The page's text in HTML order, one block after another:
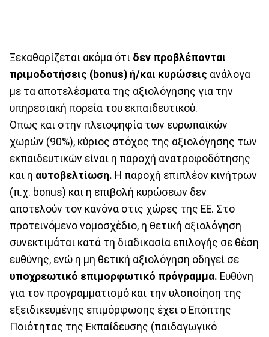
Ξεκαθαρίζεται ακόμα ότι δεν προβλέπονται
πριμοδοτήσεις (bonus) ή/και κυρώσεις ανάλογα
με τα αποτελέσματα της αξιολόγησης για την
υπηρεσιακή πορεία του εκπαιδευτικού.
Όπως και στην πλειοψηφία των ευρωπαϊκών
χωρών (90%), κύριος στόχος της αξιολόγησης των
εκπαιδευτικών είναι η παροχή ανατροφοδότησης
και η αυτοβελτίωση. Η παροχή επιπλέον κινήτρων
(π.χ. bonus) και η επιβολή κυρώσεων δεν
αποτελούν τον κανόνα στις χώρες της ΕΕ. Στο
προτεινόμενο νομοσχέδιο, η θετική αξιολόγηση
συνεκτιμάται κατά τη διαδικασία επιλογής σε θέση
ευθύνης, ενώ η μη θετική αξιολόγηση οδηγεί σε
υποχρεωτικό επιμορφωτικό πρόγραμμα. Ευθύνη
για τον προγραμματισμό και την υλοποίηση της
εξειδικευμένης επιμόρφωσης έχει ο Επόπτης
Ποιότητας της Εκπαίδευσης (παιδαγωγικό